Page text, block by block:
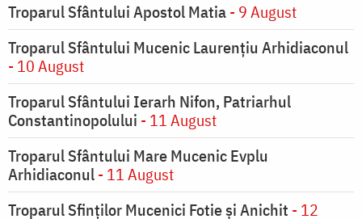
Troparul Sfântului Apostol Matia- 9 August
Troparul Sfântului Mucenic Laurențiu Arhidiaconul
- 10 August
Troparul Sfântului Ierarh Nifon, Patriarhul
Constantinopolului - 11 August
Troparul Sfântului Mare Mucenic Evplu
Arhidiaconul- 11 August
Troparul Sfinţilor Mucenici Fotie şi Anichit - 12